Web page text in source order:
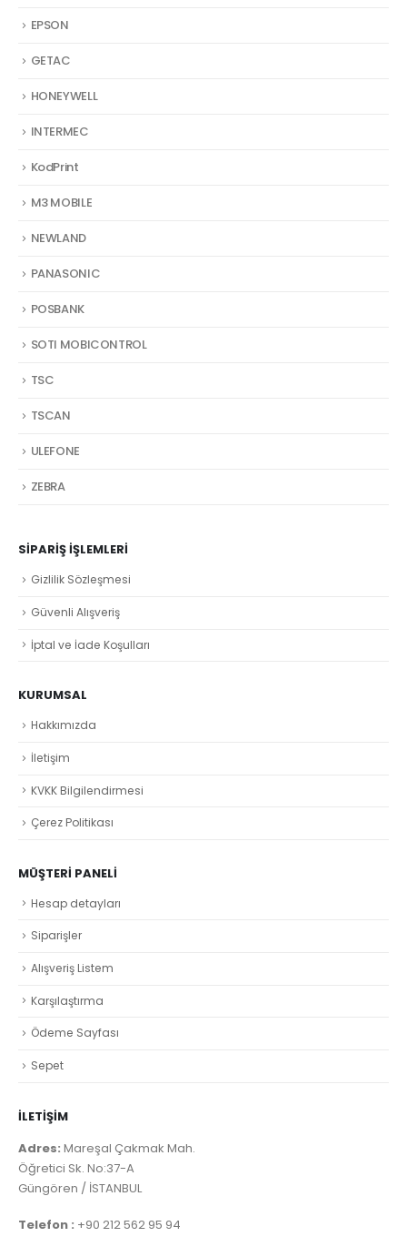
EPSON
GETAC
HONEYWELL
INTERMEC
KodPrint
M3 MOBILE
NEWLAND
PANASONIC
POSBANK
SOTI MOBICONTROL
TSC
TSCAN
ULEFONE
ZEBRA
SIPARIŞ İŞLEMLERI
Gizlilik Sözleşmesi
Güvenli Alışveriş
İptal ve İade Koşulları
KURUMSAL
Hakkımızda
İletişim
KVKK Bilgilendirmesi
Çerez Politikası
MÜŞTERI PANELI
Hesap detayları
Siparişler
Alışveriş Listem
Karşılaştırma
Ödeme Sayfası
Sepet
İLETİŞİM
Adres: Mareşal Çakmak Mah.
Öğretici Sk. No:37-A
Güngören / İSTANBUL
Telefon : +90 212 562 95 94